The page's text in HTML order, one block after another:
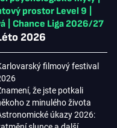
prostor Level 9
Chance Liga 2026/27
2026
filmový festival
že jste potkali
z minulého života
úkazy 2026: